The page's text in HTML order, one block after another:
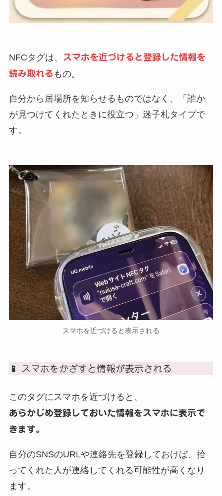
NFCタグは、
スマホを近づけると登録した情報を
読み取れる もの。
自分から居場所を知らせるものではなく、「誰か
が見つけてくれたときに役立つ」迷子札タイプで
す。
スマホを近づけると表示される
📱 スマホをかざすと情報が表示される
このタグにスマホを近づけると、
あらかじめ登録しておいた情報をスマホに表示で
きます。
自分のSNSのURLや連絡先を登録しておけば、拾
ってくれた人が連絡してくれる可能性が高くなり
ます。